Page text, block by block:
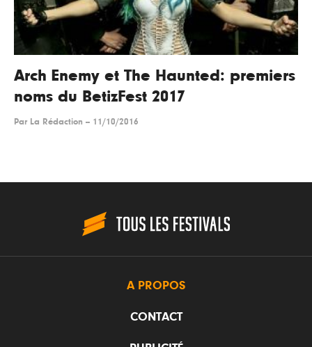
Arch Enemy et The Haunted: premiers
noms du BetizFest 2017
Par La Rédaction -- 11/10/2016
A PROPOS
CONTACT